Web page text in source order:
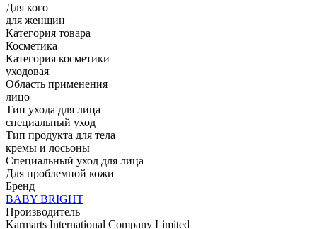
Для кого
для женщин
Категория товара
Косметика
Категория косметики
уходовая
Область применения
лицо
Тип ухода для лица
специальный уход
Тип продукта для тела
кремы и лосьоны
Специальный уход для лица
Для проблемной кожи
Бренд
BABY BRIGHT
Производитель
Karmarts International Company Limited